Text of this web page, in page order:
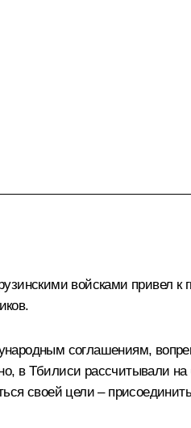
войсками привел
соглашениям,
Тбилиси рассчитывали
своей цели –